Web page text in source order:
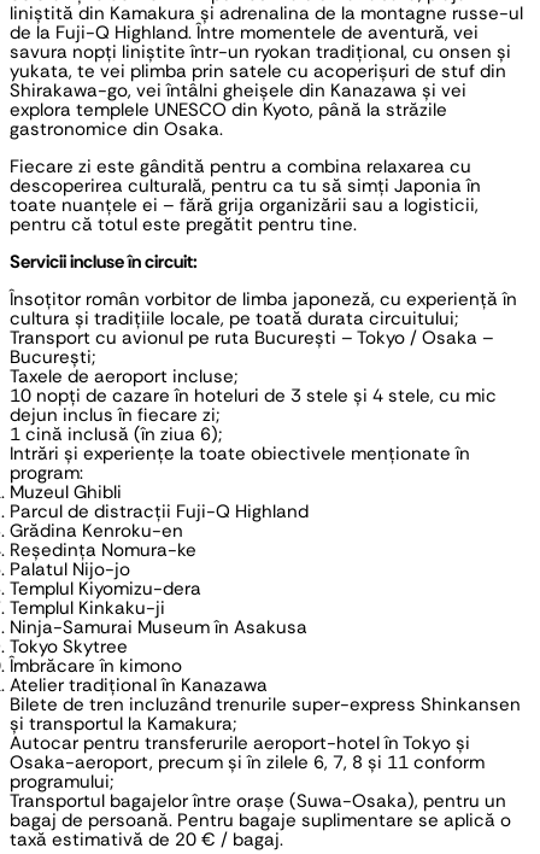
liniștită din Kamakura și adrenalina de la montagne russe-ul
de la Fuji-Q Highland. Între momentele de aventură, vei
savura nopți liniștite într-un ryokan tradițional, cu onsen și
yukata, te vei plimba prin satele cu acoperișuri de stuf din
Shirakawa-go, vei întâlni gheișele din Kanazawa și vei
explora templele UNESCO din Kyoto, până la străzile
gastronomice din Osaka.
Fiecare zi este gândită pentru a combina relaxarea cu
descoperirea culturală, pentru ca tu să simți Japonia în
toate nuanțele ei – fără grija organizării sau a logisticii,
pentru că totul este pregătit pentru tine.
Servicii incluse în circuit:
Însoțitor român vorbitor de limba japoneză, cu experiență în
cultura și tradițiile locale, pe toată durata circuitului;
Transport cu avionul pe ruta București – Tokyo / Osaka –
București;
Taxele de aeroport incluse;
10 nopți de cazare în hoteluri de 3 stele și 4 stele, cu mic
dejun inclus în fiecare zi;
1 cină inclusă (în ziua 6);
Intrări și experiențe la toate obiectivele menționate în
program:
Muzeul Ghibli
Parcul de distracții Fuji-Q Highland
Grădina Kenroku-en
Reședința Nomura-ke
Palatul Nijo-jo
Templul Kiyomizu-dera
Templul Kinkaku-ji
Ninja-Samurai Museum în Asakusa
Tokyo Skytree
Îmbrăcare în kimono
Atelier tradițional în Kanazawa
Bilete de tren incluzând trenurile super-express Shinkansen
și transportul la Kamakura;
Autocar pentru transferurile aeroport-hotel în Tokyo și
Osaka-aeroport, precum și în zilele 6, 7, 8 și 11 conform
programului;
Transportul bagajelor între orașe (Suwa-Osaka), pentru un
bagaj de persoană. Pentru bagaje suplimentare se aplică o
taxă estimativă de 20 € / bagaj.